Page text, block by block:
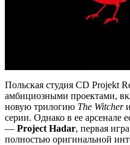
Польская студия CD Projekt
амбициозными проектами,
новую трилогию The Witcherи
серии. Однако в ее арсенале
— Project Hadar, первая
полностью оригинальной